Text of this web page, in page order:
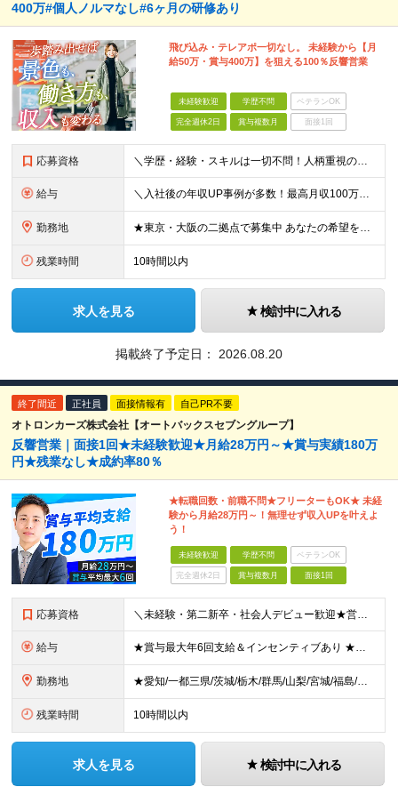
400万#個人ノルマなし#6ヶ月の研修あり
飛び込み・テレアポ一切なし。 未経験から【月
給50万・賞与400万】を狙える100％反響営業
未経験歓迎 学歴不問 ベテランOK
完全週休2日 賞与複数月 面接1回
応募資格 ＼学歴・経験・スキルは一切不問！人柄重視の採用です／ ◆普通自動車運転免許をお持ちの方（AT限定可） ◆32歳以下の方（※若年層のキャリア形成のため） ★【32歳以下の方は全員面接】を確約します！
給与 ＼入社後の年収UP事例が多数！最高月収100万円超の先輩も／ 月給28万円〜32万円 ＋ インセンティブ ＋ 賞与（年2回） ＋ 各種手当 ※前職の給与や経験・スキル・ポテンシャルを最大限考慮の上、決
勤務地 ★東京・大阪の二拠点で募集中 あなたの希望を最大限考慮して決定します！ ■東京本社 東京都渋谷区千駄ヶ谷5-34-7 NX新宿ビル 8階 ■西日本営業所 大阪府大阪市中央区今橋1-1-3 IMAB
残業時間 10時間以内
求人を見る 検討中に入れる
掲載終了予定日： 2026.08.20
終了間近 正社員 面接情報有 自己PR不要
オトロンカーズ株式会社【オートバックスセブングループ】
反響営業｜面接1回★未経験歓迎★月給28万円～★賞与実績180万
円★残業なし★成約率80％
★転職回数・前職不問★フリーターもOK★ 未経
験から月給28万円～！無理せず収入UPを叶えよ
う！
未経験歓迎 学歴不問 ベテランOK
完全週休2日 賞与複数月 面接1回
応募資格 ＼未経験・第二新卒・社会人デビュー歓迎★営業社員の平均年齢30代／ ◆学歴不問 ◆未経験歓迎 ◆普通自動車免許(AT限定可) ◆39歳までの方（若年層の長期キャリア形成を図るため） ★接客経験がない
給与 ★賞与最大年6回支給＆インセンティブあり ★未経験からの入社：400万円～450万円 ◆月給28万円以上～65万円インセンティブ＋各種手当 ※経験・スキルなどを考慮のうえ、決定いたします。 ※試用期
勤務地 ★愛知/一都三県/茨城/栃木/群馬/山梨/宮城/福島/岩手/岐阜 ★2026年1月福島いわき店、愛知刈谷店がオープン ◆愛知県 刈谷店／愛知県刈谷市中手町6-510 豊橋店／愛知県豊橋市新栄町大溝2
残業時間 10時間以内
求人を見る 検討中に入れる